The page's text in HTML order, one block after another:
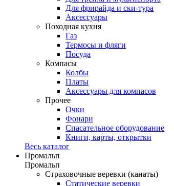
Для фрирайда и ски-тура
Аксессуары
Походная кухня
Газ
Термосы и фляги
Посуда
Компасы
Колбы
Платы
Аксессуары для компасов
Прочее
Очки
Фонари
Спасательное оборудование
Книги, карты, открытки
Весь каталог
Промальп
Промальп
Страховочные веревки (канаты)
Статические веревки